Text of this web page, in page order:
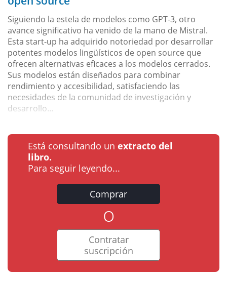
Siguiendo la estela de modelos como GPT-3, otro
avance significativo ha venido de la mano de Mistral.
Esta start-up ha adquirido notoriedad por desarrollar
potentes modelos lingüísticos de open source que
ofrecen alternativas eficaces a los modelos cerrados.
Sus modelos están diseñados para combinar
rendimiento y accesibilidad, satisfaciendo las
necesidades de la comunidad de investigación y
desarrollo...
Está consultando un extracto del
libro.
Para seguir leyendo...
Comprar
o
Contratar
suscripción